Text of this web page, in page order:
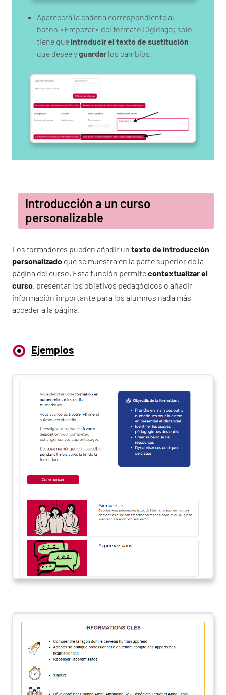
Aparecerá la cadena correspondiente al
botón «Empezar» del formato Digidago; solo
tiene que introducir el texto de sustitución
que desee yguardar los cambios.
Introducción a un curso
personalizable
Los formadores pueden añadir un texto de introducción
personalizado que se muestra en la parte superior de la
página del curso. Esta función permitecontextualizar el
curso, presentar los objetivos pedagógicos o añadir
información importante para los alumnos nada más
acceder a la página.
Ejemplos